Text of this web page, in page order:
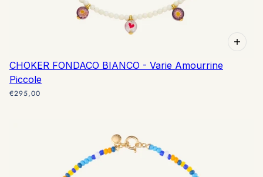
CHOKER FONDACO BIANCO - Varie Amourrine
Piccole
€295,00